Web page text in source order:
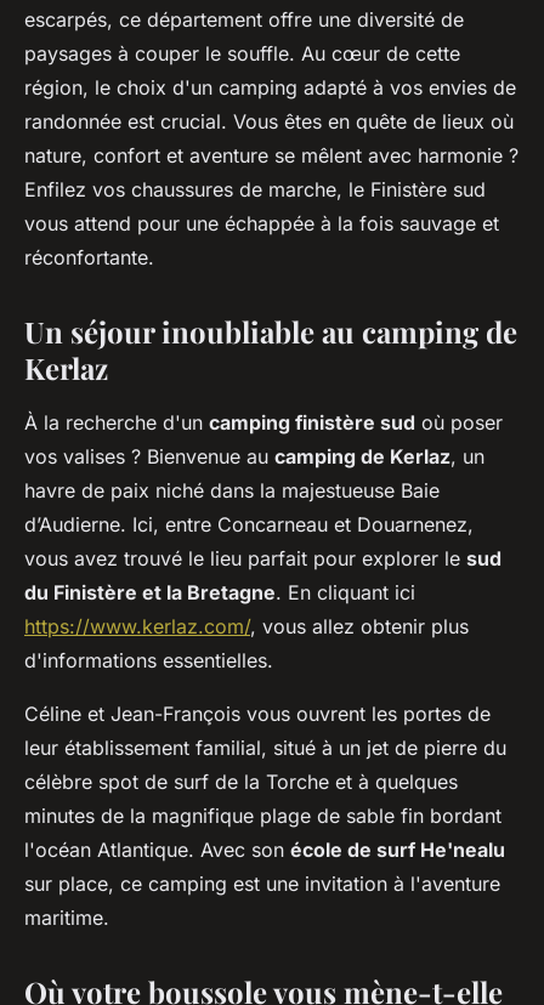
diane•13 mars 2024•2 min de lecture
escarpés, ce département offre une diversité de
paysages à couper le souffle. Au cœur de cette
région, le choix d'un camping adapté à vos envies de
randonnée est crucial. Vous êtes en quête de lieux où
nature, confort et aventure se mêlent avec harmonie ?
Enfilez vos chaussures de marche, le Finistère sud
vous attend pour une échappée à la fois sauvage et
réconfortante.
Un séjour inoubliable au camping de
Kerlaz
À la recherche d'un camping finistère sud où poser
vos valises ? Bienvenue au camping de Kerlaz, un
havre de paix niché dans la majestueuse Baie
d’Audierne. Ici, entre Concarneau et Douarnenez,
vous avez trouvé le lieu parfait pour explorer le sud
du Finistère et la Bretagne. En cliquant ici
https://www.kerlaz.com/, vous allez obtenir plus
d'informations essentielles.
Céline et Jean-François vous ouvrent les portes de
leur établissement familial, situé à un jet de pierre du
célèbre spot de surf de la Torche et à quelques
minutes de la magnifique plage de sable fin bordant
l'océan Atlantique. Avec son école de surf He'nealu
sur place, ce camping est une invitation à l'aventure
maritime.
Où votre boussole vous mène-t-elle